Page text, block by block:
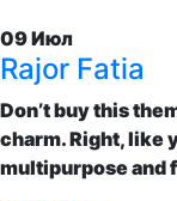
09Июл
Rajor Fatia
Don’t buy this
charm. Right, like
multipurpose and